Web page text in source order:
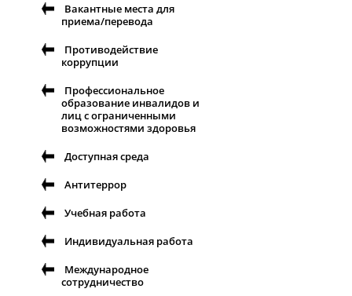
Вакантные места для
приема/перевода
Противодействие
коррупции
Профессиональное
образование инвалидов и
лиц с ограниченными
возможностями здоровья
Доступная среда
Антитеррор
Учебная работа
Индивидуальная работа
Международное
сотрудничество